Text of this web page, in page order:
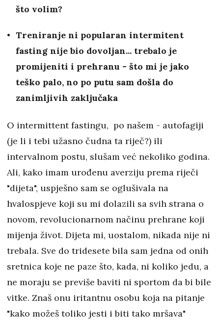
što volim?
Treniranje ni popularan intermitent
fasting nije bio dovoljan... trebalo je
promijeniti i prehranu - što mi je jako
teško palo, no po putu sam došla do
zanimljivih zaključaka
O intermittent fastingu, po našem - autofagiji
(je li i tebi užasno čudna ta riječ?) ili
intervalnom postu, slušam već nekoliko godina.
Ali, kako imam urođenu averziju prema riječi
"dijeta", uspješno sam se oglušivala na
hvalospjeve koji su mi dolazili sa svih strana o
novom, revolucionarnom načinu prehrane koji
mijenja život. Dijeta mi, uostalom, nikada nije ni
trebala. Sve do tridesete bila sam jedna od onih
sretnica koje ne paze što, kada, ni koliko jedu, a
ne moraju se previše baviti ni sportom da bi bile
vitke. Znaš onu iritantnu osobu koja na pitanje
"kako možeš toliko jesti i biti tako mršava"